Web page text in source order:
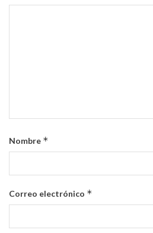
Nombre *
Correo electrónico *